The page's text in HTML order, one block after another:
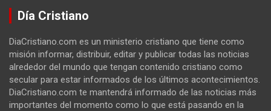
Día Cristiano
DiaCristiano.com es un ministerio cristiano que tiene como
misión informar, distribuir, editar y publicar todas las noticias
alrededor del mundo que tengan contenido cristiano como
secular para estar informados de los últimos acontecimientos.
DiaCristiano.com te mantendrá informado de las noticias más
importantes del momento como lo que está pasando en la